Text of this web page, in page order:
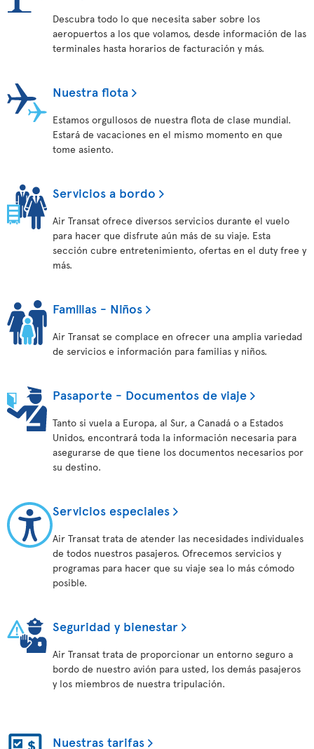
Descubra todo lo que necesita saber sobre los
aeropuertos a los que volamos, desde información de las
terminales hasta horarios de facturación y más.
Nuestra flota
Estamos orgullosos de nuestra flota de clase mundial.
Estará de vacaciones en el mismo momento en que
tome asiento.
Servicios a bordo
Air Transat ofrece diversos servicios durante el vuelo
para hacer que disfrute aún más de su viaje. Esta
sección cubre entretenimiento, ofertas en el duty free y
más.
Familias - Niños
Air Transat se complace en ofrecer una amplia variedad
de servicios e información para familias y niños.
Pasaporte - Documentos de viaje
Tanto si vuela a Europa, al Sur, a Canadá o a Estados
Unidos, encontrará toda la información necesaria para
asegurarse de que tiene los documentos necesarios por
su destino.
Servicios especiales
Air Transat trata de atender las necesidades individuales
de todos nuestros pasajeros. Ofrecemos servicios y
programas para hacer que su viaje sea lo más cómodo
posible.
Seguridad y bienestar
Air Transat trata de proporcionar un entorno seguro a
bordo de nuestro avión para usted, los demás pasajeros
y los miembros de nuestra tripulación.
Nuestras tarifas